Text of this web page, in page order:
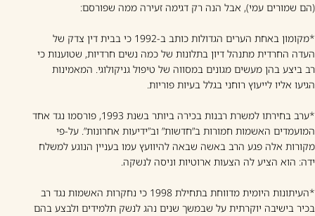
(הם שמורים עמי), אבל הנה רק דגימה זעירה ממה שפורסם:
*מקומון באחת הערים הגדולות כותב ב-1992 כי בבית דין צדק של
העדה החרדית מתנהל דיון בתלונות של כמה נשים חרדיות, שטוענות כי
רב ביצע בהן מעשים מגונים במסווה של טיפול גניקולוגי. המאמינות
הגיעו אליו לייעוץ רוחני בגלל בעיות פוריות.
*ערב בחירתו למשרת רבנות בכירה ביותר בשנת 1993, פורסמו נגד אחד
המועמדים האשמות חמורות ב”חדשות” וב”ידיעות אחרונות”. על-פי
מקורות אלה פגע הרב באשה שבאה להיוועץ עמו בעניין הנוגע למשלח
ידה: הוא הציע לה הצעות ארוטיות וניסה לנשקה.
*העיתונות היומית מדווחת בתחילת 1998 כי נחקרות האשמות נגד רב
בכיר בישיבה יוקרתית על שבמשך שנים נהג לנשק תלמידים ולבצע בהם